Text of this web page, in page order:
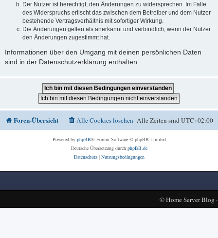
Der Nutzer ist berechtigt, den Änderungen zu widersprechen. Im Falle
des Widerspruchs erlischt das zwischen dem Betreiber und dem Nutzer
bestehende Vertragsverhältnis mit sofortiger Wirkung.
Die Änderungen gelten als anerkannt und verbindlich, wenn der Nutzer
den Änderungen zugestimmt hat.
Informationen über den Umgang mit deinen persönlichen Daten
sind in der Datenschutzerklärung enthalten.
Foren-Übersicht Alle Zeiten sindUTC+02:00
Alle Cookies löschen
Powered by phpBB® Forum Software © phpBB Limited
Deutsche Übersetzung durch phpBB.de
Datenschutz| Nutzungsbedingungen
©Home Server Blog